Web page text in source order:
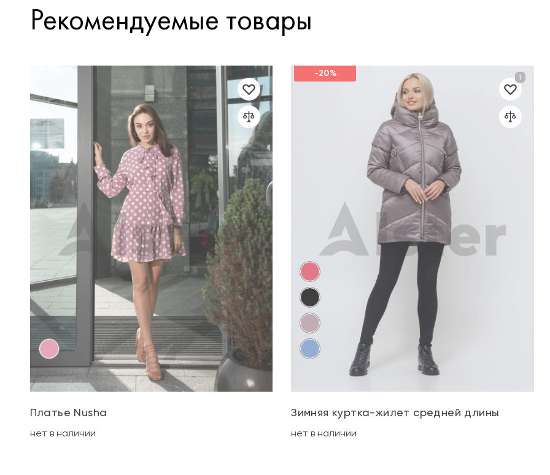
Рекомендуемые товары
Платье Nusha
нет в наличии
-20%
Зимняя куртка-жилет средней длины
нет в наличии